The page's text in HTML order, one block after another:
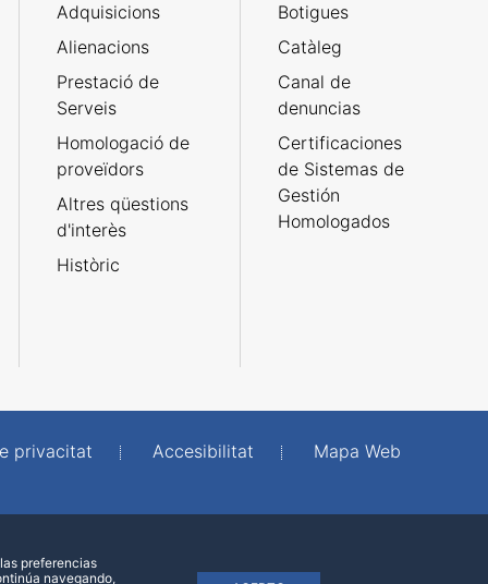
Adquisicions
Alienacions
Prestació de
Serveis
Homologació de
proveïdors
Altres qüestions
d'interès
Històric
Botigues
Catàleg
Canal de
denuncias
Certificaciones
de Sistemas de
Gestión
Homologados
privacitat Accesibilitat
Mapa Web
preferencias
navegando,